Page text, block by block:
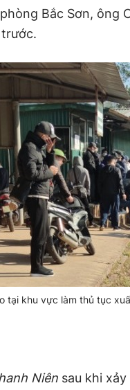
Bắc Sơn, ông
tại khu vực làm thủ tục
Niên sau khi